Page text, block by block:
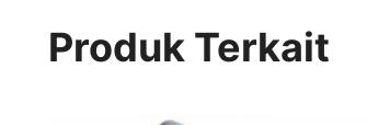
Produk Terkait